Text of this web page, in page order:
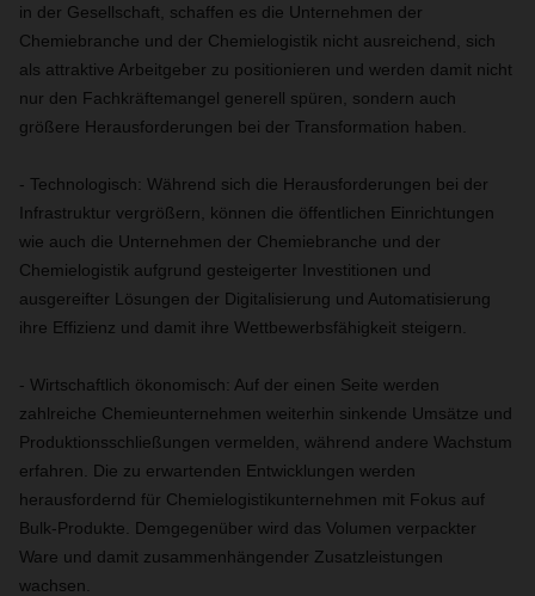
in der Gesellschaft, schaffen es die Unternehmen der
Chemiebranche und der Chemielogistik nicht ausreichend, sich
als attraktive Arbeitgeber zu positionieren und werden damit nicht
nur den Fachkräftemangel generell spüren, sondern auch
größere Herausforderungen bei der Transformation haben.
- Technologisch: Während sich die Herausforderungen bei der
Infrastruktur vergrößern, können die öffentlichen Einrichtungen
wie auch die Unternehmen der Chemiebranche und der
Chemielogistik aufgrund gesteigerter Investitionen und
ausgereifter Lösungen der Digitalisierung und Automatisierung
ihre Effizienz und damit ihre Wettbewerbsfähigkeit steigern.
- Wirtschaftlich ökonomisch: Auf der einen Seite werden
zahlreiche Chemieunternehmen weiterhin sinkende Umsätze und
Produktionsschließungen vermelden, während andere Wachstum
erfahren. Die zu erwartenden Entwicklungen werden
herausfordernd für Chemielogistikunternehmen mit Fokus auf
Bulk-Produkte. Demgegenüber wird das Volumen verpackter
Ware und damit zusammenhängender Zusatzleistungen
wachsen.